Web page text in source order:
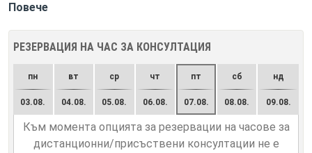
Повече
РЕЗЕРВАЦИЯ НА ЧАС ЗА КОНСУЛТАЦИЯ
пн
03.08.
вт
04.08.
ср
05.08.
чт
06.08.
пт
07.08.
сб
08.08.
нд
09.08.
Към момента опцията за резервации на часове за
дистанционни/присъствени консултации не е